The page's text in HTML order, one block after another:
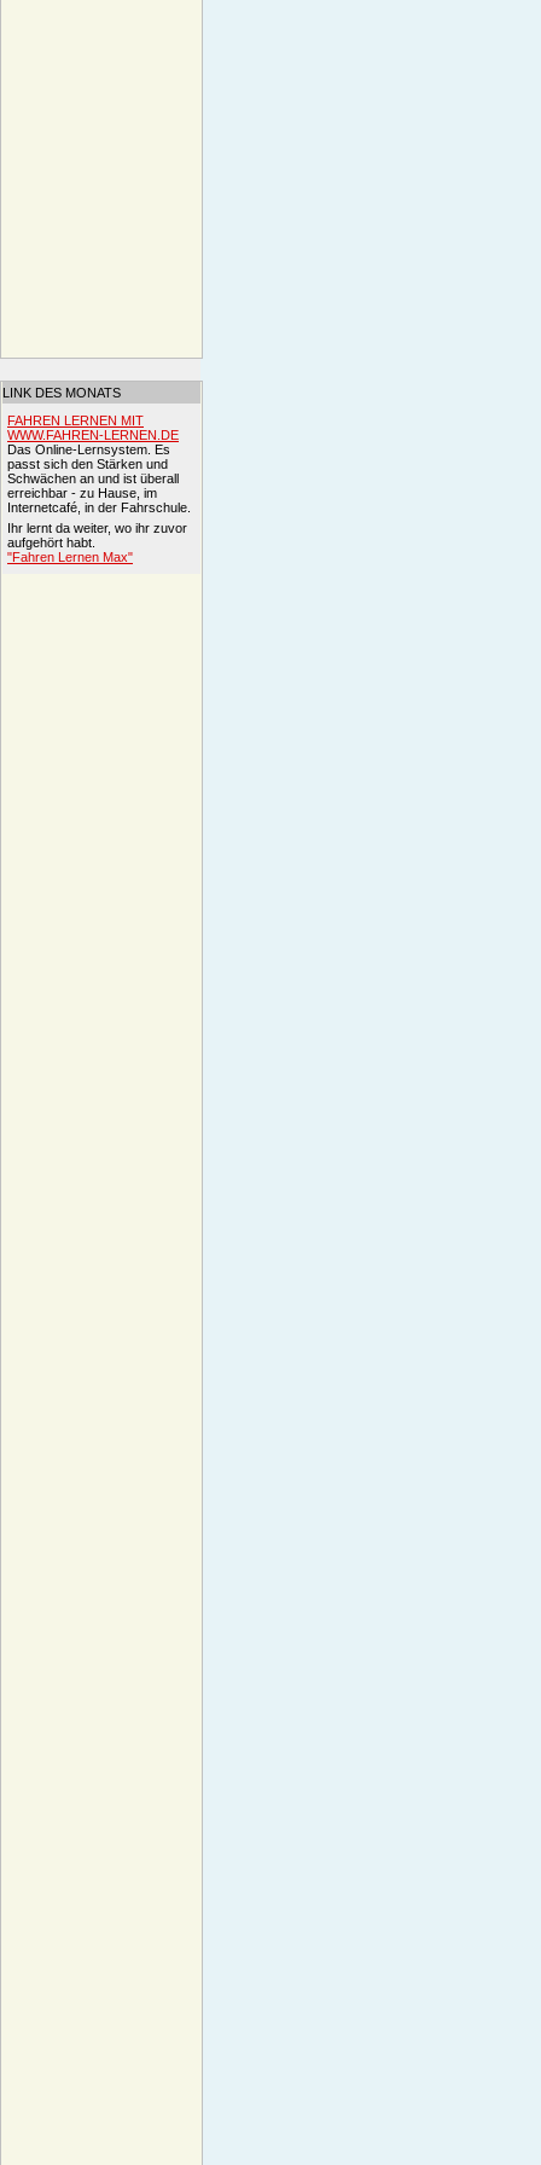
LINK DES MONATS
FAHREN LERNEN MIT
WWW.FAHREN-LERNEN.DE
Das Online-Lernsystem. Es
passt sich den Stärken und
Schwächen an und ist überall
erreichbar - zu Hause, im
Internetcafé, in der Fahrschule.
Ihr lernt da weiter, wo ihr zuvor
aufgehört habt.
"Fahren Lernen Max"